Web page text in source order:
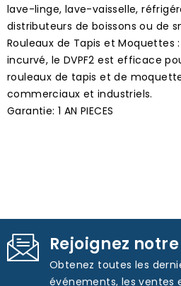
lave-linge, lave-vaisselle,
distributeurs de boissons ou de
Rouleaux de Tapis et Moquettes
incurvé, le DVPF2 est efficace
rouleaux de tapis et de
commerciaux et industriels.
Garantie: 1 AN PIECES
Rejoignez
Obtenez toutes les
événements, les ventes